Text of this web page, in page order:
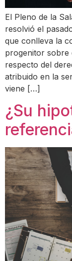
El Pleno de la
resolvió el
que conlleva la
progenitor sobre
respecto del
atribuido en la
viene […]
¿Su